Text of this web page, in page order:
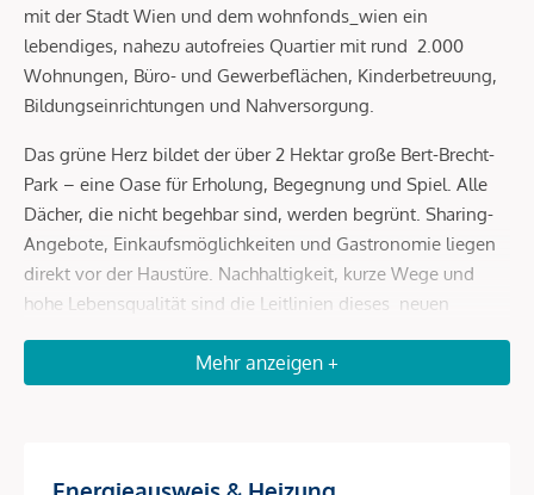
mit der Stadt Wien und dem wohnfonds_wien ein
lebendiges, nahezu autofreies Quartier mit rund 2.000
Wohnungen, Büro- und Gewerbeflächen, Kinderbetreuung,
Bildungseinrichtungen und Nahversorgung.
Das grüne Herz bildet der über 2 Hektar große Bert-Brecht-
Park – eine Oase für Erholung, Begegnung und Spiel. Alle
Dächer, die nicht begehbar sind, werden begrünt. Sharing-
Angebote, Einkaufsmöglichkeiten und Gastronomie liegen
direkt vor der Haustüre. Nachhaltigkeit, kurze Wege und
hohe Lebensqualität sind die Leitlinien dieses neuen
Mit dem Slogan „ urban daheim “ verkörpert Baufeld 13
Mehr anzeigen +